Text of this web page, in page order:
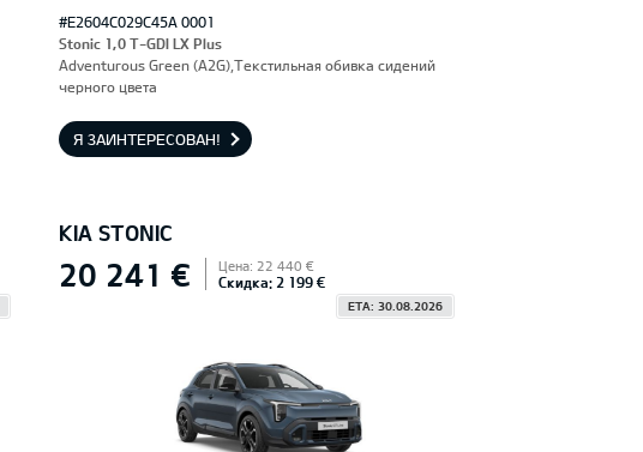
#E2604C029C45A 0001
Stonic 1,0 T-GDI LX Plus
Adventurous Green (A2G),Текстильная обивка сидений
черного цвета
Я ЗАИНТЕРЕСОВАН!
KIA STONIC
20 241 € Цена: 22 440 €
Скидка: 2 199 €
ETA: 30.08.2026